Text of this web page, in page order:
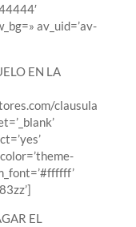
av_uid=’av-
EN LA
clausula
EL